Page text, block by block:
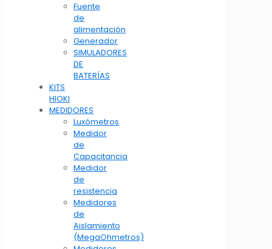
Fuente
de
alimentación
Generador
SIMULADORES
DE
BATERÍAS
KITS
HIOKI
MEDIDORES
Luxómetros
Medidor
de
Capacitancia
Medidor
de
resistencia
Medidores
de
Aislamiento
(MegaOhmetros)